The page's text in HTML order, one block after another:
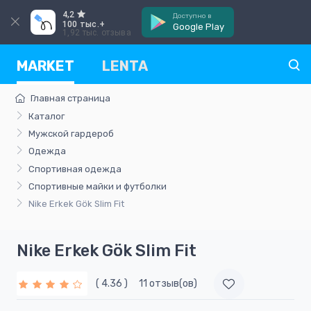
4,2
100 тыс.+
1,92 тыс. отзыва
Доступно в
Google Play
MARKET LENTA
Главная страница
Каталог
Мужской гардероб
Одежда
Спортивная одежда
Спортивные майки и футболки
Nike Erkek Gök Slim Fit
Nike Erkek Gök Slim Fit
( 4.36 ) 11 отзыв(ов)